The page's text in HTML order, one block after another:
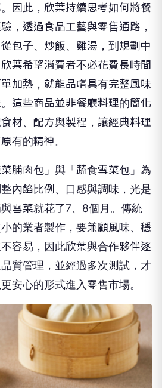
因此，欣葉持續思考如何將餐
，透過食品工藝與零售通路，
包子、炒飯、雞湯，到規劃中
葉希望消費者不必花費長時間
加熱，就能品嚐具有完整風味
這些商品並非餐廳料理的簡化
材、配方與製程，讓經典料理
有的精神。
脯肉包」與「蔬食雪菜包」為
內餡比例、口感與調味，光是
雪菜就花了7、8個月。傳統
的業者製作，要兼顧風味、穩
容易，因此欣葉與合作夥伴逐
質管理，並經過多次測試，才
安心的形式進入零售市場。